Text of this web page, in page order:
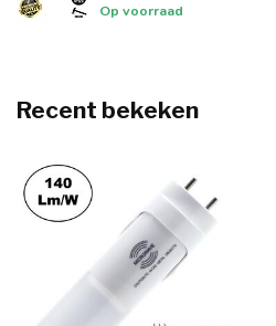
Op voorraad
Recent bekeken